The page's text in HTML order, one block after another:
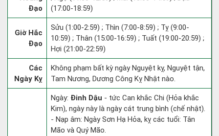
Đạo
(17:00-18:59)
Giờ Hắc
Đạo
Sửu (1:00-2:59) ; Thìn (7:00-8:59) ; Tỵ (9:00-
10:59) ; Thân (15:00-16:59) ; Tuất (19:00-20:59) ;
Hợi (21:00-22:59)
Các
Ngày Kỵ
Không phạm bất kỳ ngày Nguyệt kỵ, Nguyệt tận,
Tam Nương, Dương Công Kỵ Nhật nào.
Ngày: Đinh Dậu - tức Can khắc Chi (Hỏa khắc
Kim), ngày này là ngày cát trung bình (chế nhật).
- Nạp âm: Ngày Sơn Hạ Hỏa, kỵ các tuổi: Tân
Mão và Quý Mão.